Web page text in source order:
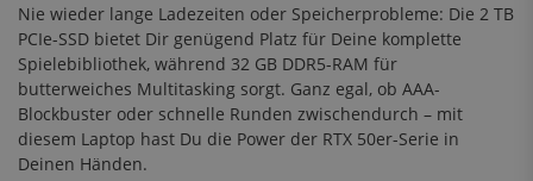
Nie wieder lange Ladezeiten oder Speicherprobleme: Die 2 TB
PCIe-SSD bietet Dir genügend Platz für Deine komplette
Spielebibliothek, während 32 GB DDR5-RAM für
butterweiches Multitasking sorgt. Ganz egal, ob AAA-
Blockbuster oder schnelle Runden zwischendurch – mit
diesem Laptop hast Du die Power der RTX 50er-Serie in
Deinen Händen.